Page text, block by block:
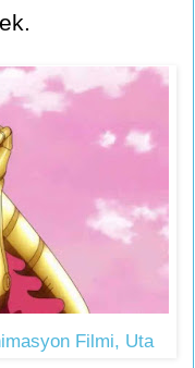
Filmi, Uta